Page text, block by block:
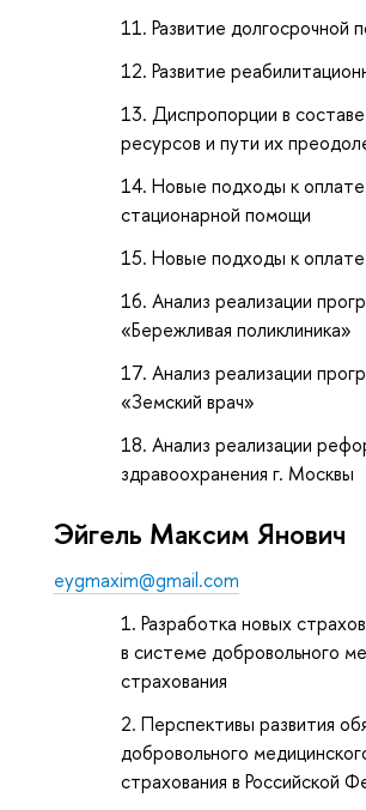
Развитие долгосрочной
Развитие
Диспропорции в
ресурсов и пути их
Новые подходы к оплате
стационарной помощи
Новые подходы к
Анализ реализации
«Бережливая поликлиника»
Анализ реализации
«Земский врач»
Анализ реализации
здравоохранения г. Москвы
Эйгель Максим Янович
eygmaxim@gmail.com
Разработка новых
в системе добровольного
страхования
Перспективы развития
добровольного
страхования в Российской